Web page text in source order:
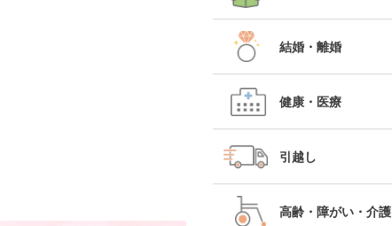
結婚・離婚
健康・医療
引越し
高齢・障がい・介護